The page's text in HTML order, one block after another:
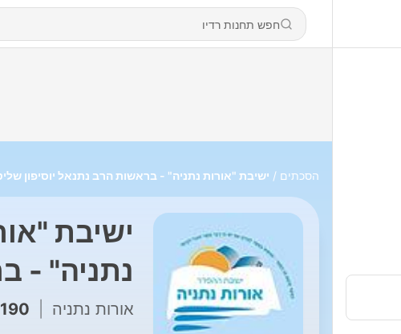
הסכתים ישיבת "אורות נתניה" - בראשות הרב נתנאל יוסיפון
ישיבת
נתניה" -
הרב נתנאל
אורות נתניה 190 - חורבן הבית - נקודת החיים חסרה! -שיעור לתשעה באב